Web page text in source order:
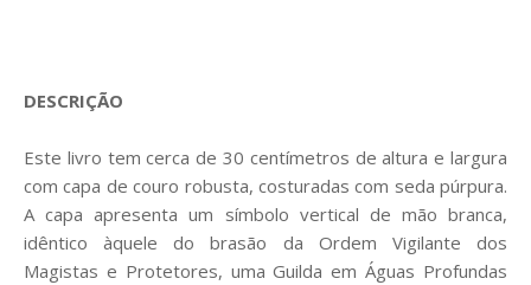
DESCRIÇÃO
Este livro tem cerca de 30 centímetros de altura e largura
com capa de couro robusta, costuradas com seda púrpura.
A capa apresenta um símbolo vertical de mão branca,
idêntico àquele do brasão da Ordem Vigilante dos
Magistas e Protetores, uma Guilda em Águas Profundas